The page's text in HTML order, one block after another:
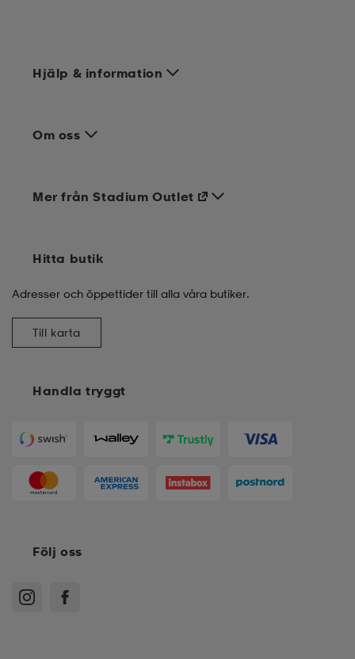
Hjälp & information
Om oss
Handla tryggt
Mer från Stadium Outlet
Hitta butik
Adresser och öppettider till alla våra butiker.
Till karta
Följ oss